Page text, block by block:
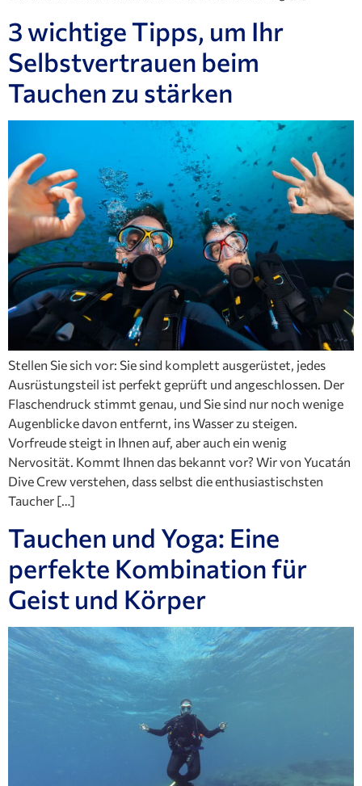
3 wichtige Tipps, um Ihr
Selbstvertrauen beim
Tauchen zu stärken
Stellen Sie sich vor: Sie sind komplett ausgerüstet, jedes
Ausrüstungsteil ist perfekt geprüft und angeschlossen. Der
Flaschendruck stimmt genau, und Sie sind nur noch wenige
Augenblicke davon entfernt, ins Wasser zu steigen.
Vorfreude steigt in Ihnen auf, aber auch ein wenig
Nervosität. Kommt Ihnen das bekannt vor? Wir von Yucatán
Dive Crew verstehen, dass selbst die enthusiastischsten
Taucher […]
Tauchen und Yoga: Eine
perfekte Kombination für
Geist und Körper